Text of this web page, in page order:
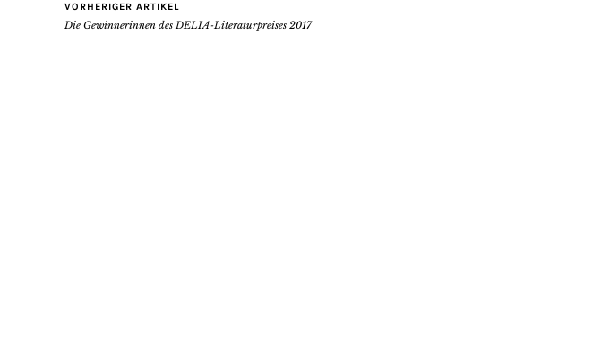
VORHERIGER ARTIKEL
Die Gewinnerinnen des DELIA-Literaturpreises 2017